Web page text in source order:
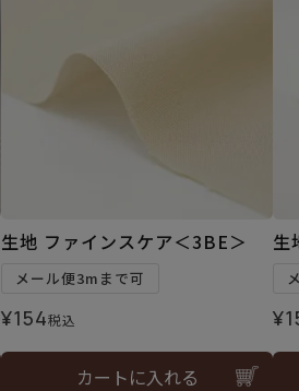
生地 ファインスケア＜3BE＞
メール便3mまで可
¥154税込
カートに入れる
生
¥